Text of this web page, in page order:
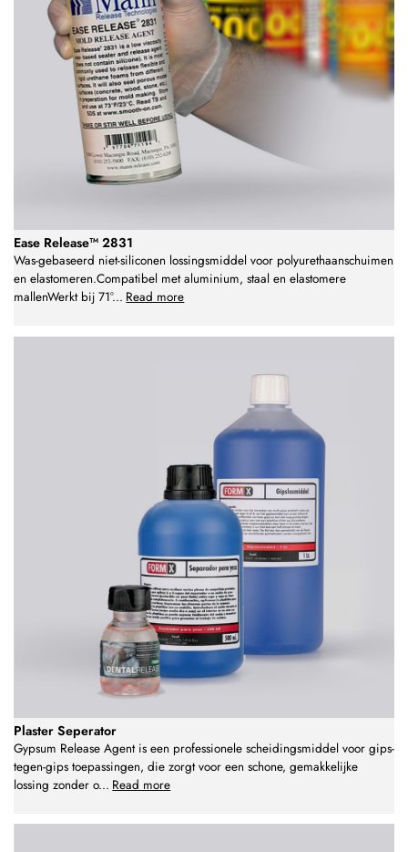
Ease Release™ 2831
Was-gebaseerd niet-siliconen lossingsmiddel voor polyurethaanschuimen
en elastomeren.Compatibel met aluminium, staal en elastomere
mallenWerkt bij 71°... Read more
Plaster Seperator
Gypsum Release Agent is een professionele scheidingsmiddel voor gips-
tegen-gips toepassingen, die zorgt voor een schone, gemakkelijke
lossing zonder o... Read more